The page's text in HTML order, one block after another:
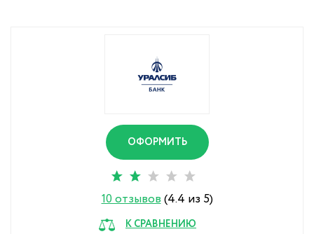
ОФОРМИТЬ
10 отзывов(4.4 из 5)
К СРАВНЕНИЮ